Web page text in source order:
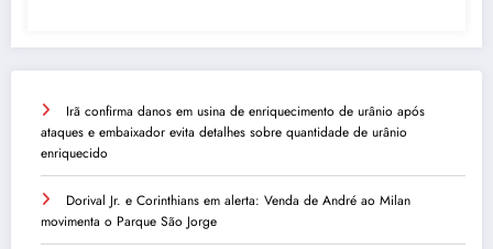
Irã confirma danos em usina de enriquecimento de urânio após
ataques e embaixador evita detalhes sobre quantidade de urânio
enriquecido
Dorival Jr. e Corinthians em alerta: Venda de André ao Milan
movimenta o Parque São Jorge